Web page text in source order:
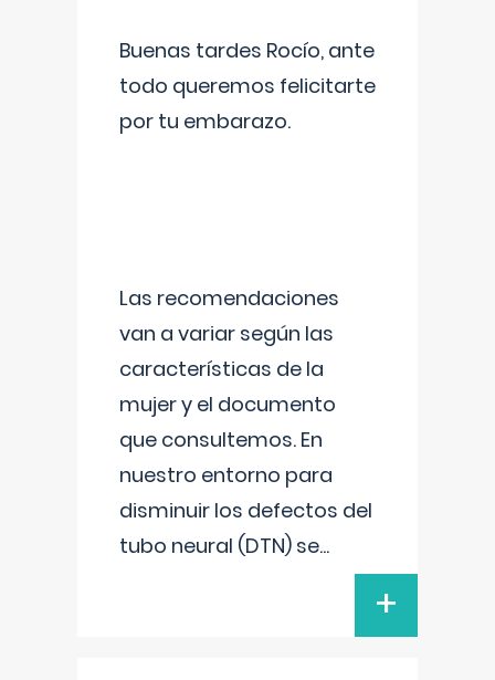
Buenas tardes Rocío, ante
todo queremos felicitarte
por tu embarazo.
Las recomendaciones
van a variar según las
características de la
mujer y el documento
que consultemos. En
nuestro entorno para
disminuir los defectos del
tubo neural (DTN) se...
+